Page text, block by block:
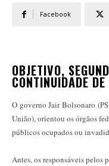
Facebook
OBJETIVO,
CONTINUIDADE
O governo Jair Bolsonaro
União), orientou os órgãos
públicos ocupados ou
Antes, os responsáveis pelos